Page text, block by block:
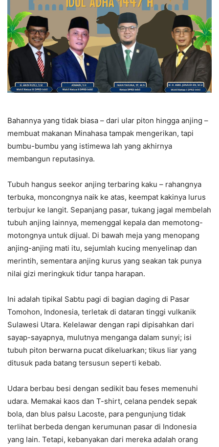
Bahannya yang tidak biasa – dari ular piton hingga anjing –
membuat makanan Minahasa tampak mengerikan, tapi
bumbu-bumbu yang istimewa lah yang akhirnya
membangun reputasinya.
Tubuh hangus seekor anjing terbaring kaku – rahangnya
terbuka, moncongnya naik ke atas, keempat kakinya lurus
terbujur ke langit. Sepanjang pasar, tukang jagal membelah
tubuh anjing lainnya, memenggal kepala dan memotong-
motongnya untuk dijual. Di bawah meja yang menopang
anjing-anjing mati itu, sejumlah kucing menyelinap dan
merintih, sementara anjing kurus yang seakan tak punya
nilai gizi meringkuk tidur tanpa harapan.
Ini adalah tipikal Sabtu pagi di bagian daging di Pasar
Tomohon, Indonesia, terletak di dataran tinggi vulkanik
Sulawesi Utara. Kelelawar dengan rapi dipisahkan dari
sayap-sayapnya, mulutnya menganga dalam sunyi; isi
tubuh piton berwarna pucat dikeluarkan; tikus liar yang
ditusuk pada batang tersusun seperti kebab.
Udara berbau besi dengan sedikit bau feses memenuhi
udara. Memakai kaos dan T-shirt, celana pendek sepak
bola, dan blus palsu Lacoste, para pengunjung tidak
terlihat berbeda dengan kerumunan pasar di Indonesia
yang lain. Tetapi, kebanyakan dari mereka adalah orang